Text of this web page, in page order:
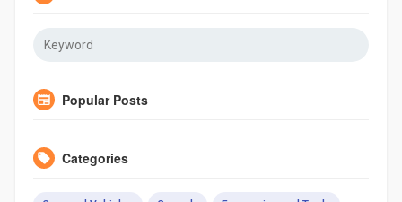
Popular Posts
Categories